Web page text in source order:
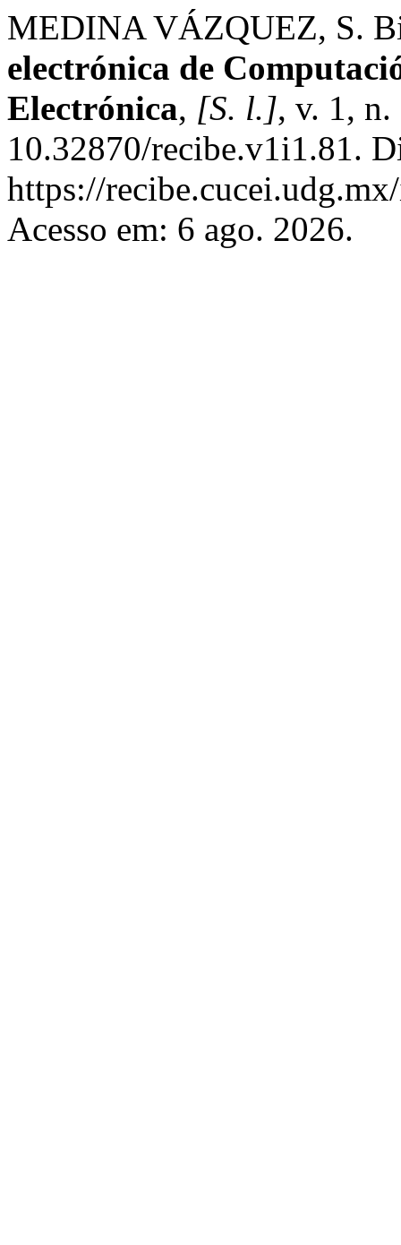
MEDINA VÁZQUEZ, S.
electrónica de
Electrónica, [S. l.], v. 1,
10.32870/recibe.v1i1.81.
https://
Acesso em: 6 ago. 2026.